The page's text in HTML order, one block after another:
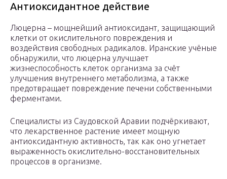
Антиоксидантное действие
Люцерна – мощнейший антиоксидант, защищающий
клетки от окислительного повреждения и
воздействия свободных радикалов. Иранские учёные
обнаружили, что люцерна улучшает
жизнеспособность клеток организма за счёт
улучшения внутреннего метаболизма, а также
предотвращает повреждение печени собственными
ферментами.
Специалисты из Саудовской Аравии подчёркивают,
что лекарственное растение имеет мощную
антиоксидантную активность, так как оно угнетает
выраженность окислительно-восстановительных
процессов в организме.